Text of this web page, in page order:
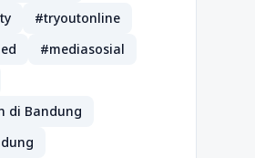
#tryoutonline
#mediasosial
di Bandung